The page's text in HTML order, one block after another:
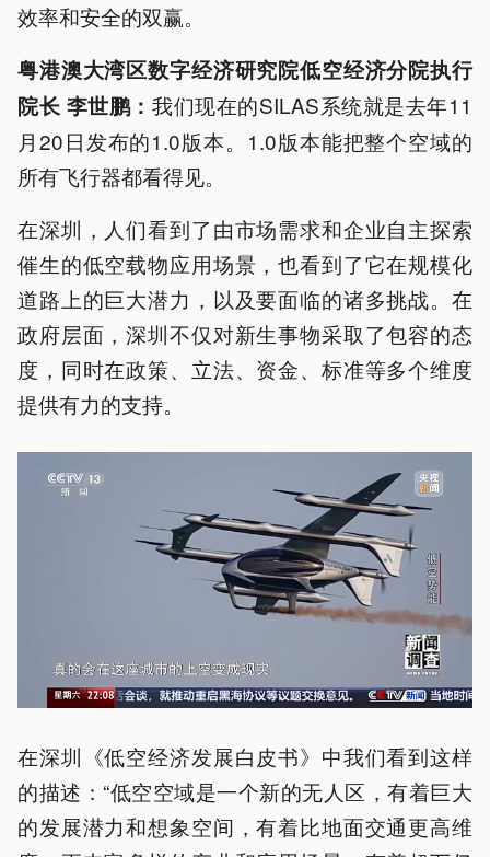
效率和安全的双赢。
粤港澳大湾区数字经济研究院低空经济分院执行
院长 李世鹏：我们现在的SILAS系统就是去年11
月20日发布的1.0版本。1.0版本能把整个空域的
所有飞行器都看得见。
在深圳，人们看到了由市场需求和企业自主探索
催生的低空载物应用场景，也看到了它在规模化
道路上的巨大潜力，以及要面临的诸多挑战。在
政府层面，深圳不仅对新生事物采取了包容的态
度，同时在政策、立法、资金、标准等多个维度
提供有力的支持。
在深圳《低空经济发展白皮书》中我们看到这样
的描述：“低空空域是一个新的无人区，有着巨大
的发展潜力和想象空间，有着比地面交通更高维